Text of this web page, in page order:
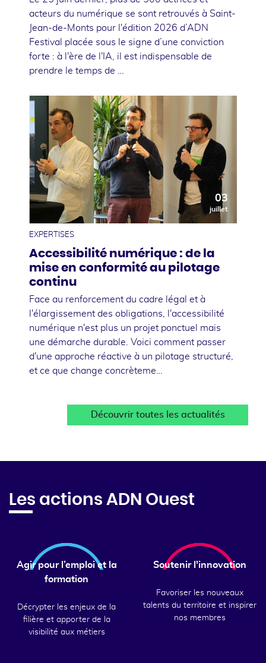
acteurs du numérique se sont retrouvés à Saint-
Jean-de-Monts pour l'édition 2026 d’ADN
Festival placée sous le signe d’une conviction
forte : à l'ère de l'IA, il est indispensable de
prendre le temps de …
03
juillet
EXPERTISES
Accessibilité numérique : de la
mise en conformité au pilotage
continu
Face au renforcement du cadre légal et à
l'élargissement des obligations, l'accessibilité
numérique n'est plus un projet ponctuel mais
une démarche durable. Voici comment passer
d'une approche réactive à un pilotage structuré,
et ce que change concrèteme…
Découvrir toutes les actualités
Les actions ADN Ouest
Agir pour l’emploi et la
formation
Décrypter les enjeux de la
filière et apporter de la
visibilité aux métiers
Soutenir l'innovation
Favoriser les nouveaux
talents du territoire et inspirer
nos membres